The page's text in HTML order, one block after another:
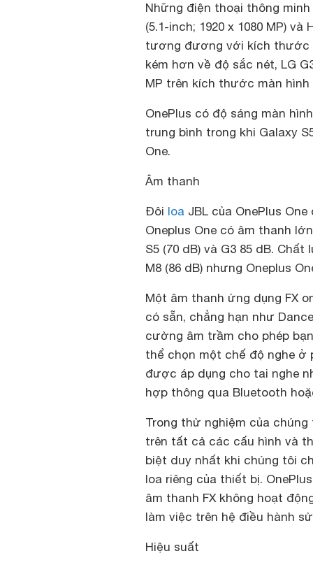
Những điện thoại thông
(5.1-inch; 1920 x 1080 MP)
tương đương với kích thước
kém hơn về độ sắc nét, LG
MP trên kích thước màn hình
OnePlus có độ sáng màn
trung bình trong khi Galaxy
One.
Âm thanh
Đôi loa JBL của OnePlus
Oneplus One có âm thanh
S5 (70 dB) và G3 85 dB.
M8 (86 dB) nhưng Oneplus
Một âm thanh ứng dụng FX
có sẵn, chẳng hạn như
cường âm trầm cho phép
thể chọn một chế độ nghe ở
được áp dụng cho tai nghe
hợp thông qua Bluetooth
Trong thử nghiệm của
trên tất cả các cấu hình và
biệt duy nhất khi chúng tôi
loa riêng của thiết bị.
âm thanh FX không hoạt
làm việc trên hệ điều hành
Hiệu suất